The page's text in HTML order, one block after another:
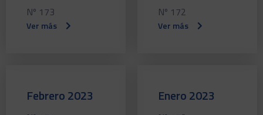
Nº 173
Ver más
Nº 172
Ver más
Febrero 2023 Enero 2023